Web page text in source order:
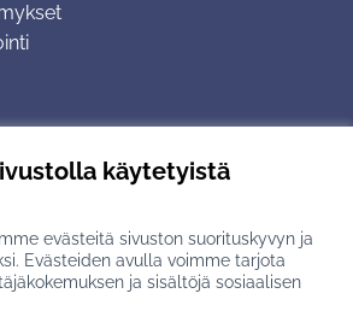
käytetyistä
evästeitä sivuston suorituskyvyn ja
Evästeiden avulla voimme tarjota
ja sisältöjä sosiaalisen